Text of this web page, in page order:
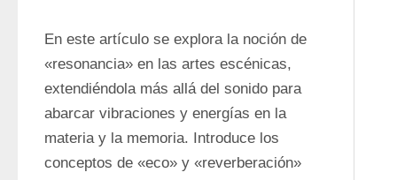
En este artículo se explora la noción de
«resonancia» en las artes escénicas,
extendiéndola más allá del sonido para
abarcar vibraciones y energías en la
materia y la memoria. Introduce los
conceptos de «eco» y «reverberación»